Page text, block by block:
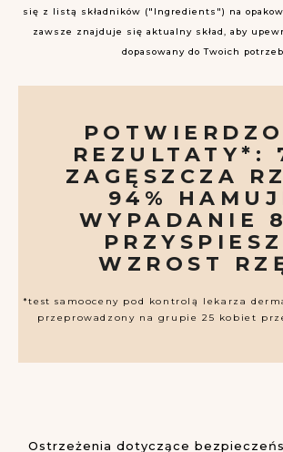
się z listą składników ("Ingredients") na
zawsze znajduje się aktualny skład, aby
dopasowany do Twoich potrzeb.
REZULTATY*:
ZAGĘSZCZA
94%
WYPADANIE
WZROST
*test samooceny pod kontrolą lekarza
przeprowadzony na grupie 25 kobiet
Ostrzeżenia dotyczące